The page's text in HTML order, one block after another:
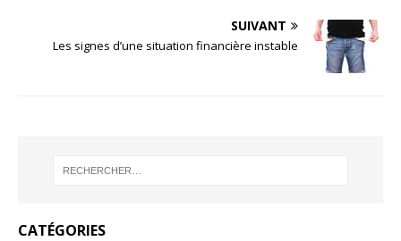
SUIVANT
Les signes d’une situation financière instable
CATÉGORIES